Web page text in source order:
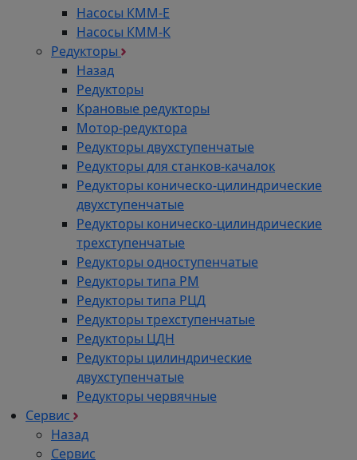
Насосы КММ-Е
Насосы КММ-К
Редукторы
Назад
Редукторы
Крановые редукторы
Мотор-редуктора
Редукторы двухступенчатые
Редукторы для станков-качалок
Редукторы коническо-цилиндрические
двухступенчатые
Редукторы коническо-цилиндрические
трехступенчатые
Редукторы одноступенчатые
Редукторы типа РМ
Редукторы типа РЦД
Редукторы трехступенчатые
Редукторы ЦДН
Редукторы цилиндрические
двухступенчатые
Редукторы червячные
Сервис
Назад
Сервис